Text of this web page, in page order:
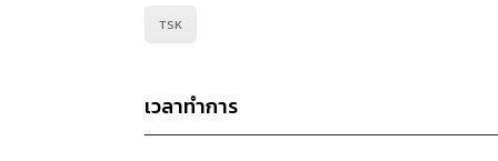
TSK
เวลาทำการ